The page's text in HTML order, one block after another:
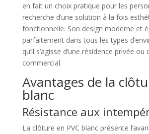
en fait un choix pratique pour les
recherche d’une solution à la fois
fonctionnelle. Son design moderne et
parfaitement dans tous les types
qu’il s’agisse d’une résidence privée ou
commercial.
Avantages de la
blanc
Résistance aux
La clôture en PVC blanc présente